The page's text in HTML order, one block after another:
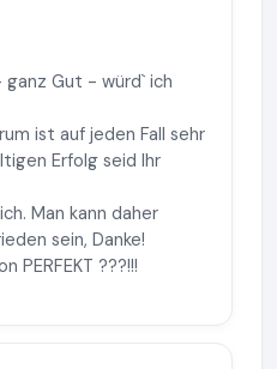
Gut - würd` ich
ist auf jeden Fall sehr
Erfolg seid Ihr
Man kann daher
sein, Danke!
PERFEKT ???!!!